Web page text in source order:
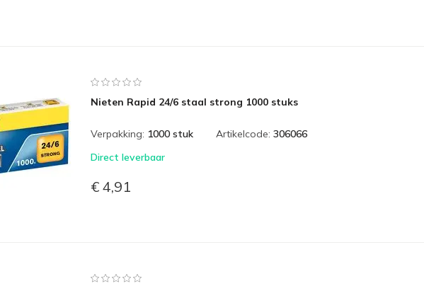
Nieten Rapid 24/6 staal strong 1000 stuks
Verpakking: 1000 stuk Artikelcode: 306066
Direct leverbaar
€ 4,91